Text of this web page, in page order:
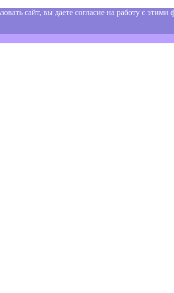
сайт, вы даете согласие на работу с